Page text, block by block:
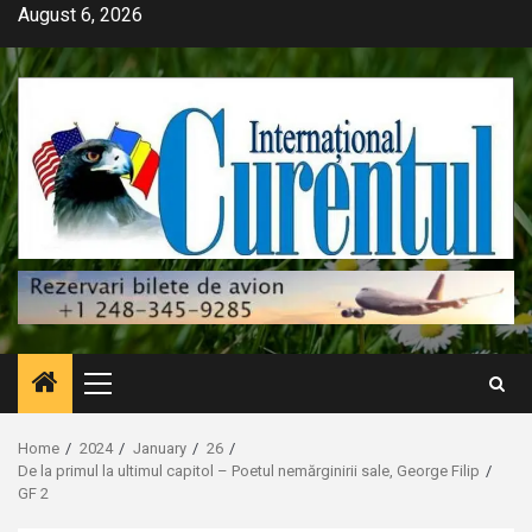
Skip
content
August 6, 2026
Primary
Menu
Home 2024 January
26
De la primul la ultimul capitol – Poetul nemărginirii sale, George Filip
GF 2